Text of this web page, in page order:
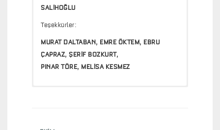
SALİHOĞLU
Teşekkürler:
MURAT DALTABAN, EMRE ÖKTEM, EBRU
ÇAPRAZ, ŞERİF BOZKURT,
PINAR TÖRE, MELİSA KESMEZ